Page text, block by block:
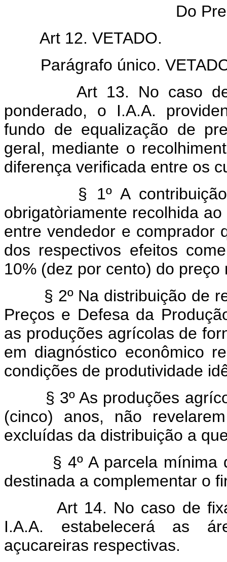
Do
Art 12. VETADO.
Parágrafo único.
Art 13. No caso
ponderado, o I.A.A.
fundo de equalização de
geral, mediante o
diferença verificada entre os
§ 1º A contribuição a
obrigatòriamente recolhida
entre vendedor e comprador
dos respectivos efeitos
10% (dez por cento) do
§ 2º Na distribuição de
Preços e Defesa da
as produções agrícolas de
em diagnóstico econômico
condições de produtividade
§ 3º As produções
(cinco) anos, não
excluídas da distribuição a
§ 4º A parcela mínima
destinada a complementar o
Art 14. No caso de
I.A.A. estabelecerá as
açucareiras respectivas.